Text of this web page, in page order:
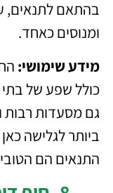
בהתאם לתנאים,
ומנוסים כאחד.
מידע שימושי:
כולל שפע של בתי
גם מסעדות רבות
ביותר לגלישה
התנאים הם